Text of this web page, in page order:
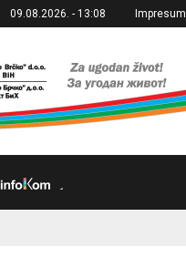
09.08.2026. - 13:08 Impresum